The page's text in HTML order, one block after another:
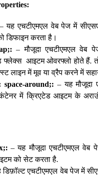
– यह एचटीएमएल वेब पेज में
डिफाइन करता है।
– मौजूदा एचटीएमएल वेब
आइटम ओवरफ्लो होते हैं. तो
लाइन में मूव या व्रैप करने में
space-around;: – यह मौजूदा
में क्रिएटेड आइटम के
– यह मौजूदा एचटीएमएल वेब
को सेट करता है.
डिफ़ॉल्ट एचटीएमएल वेब पेज में